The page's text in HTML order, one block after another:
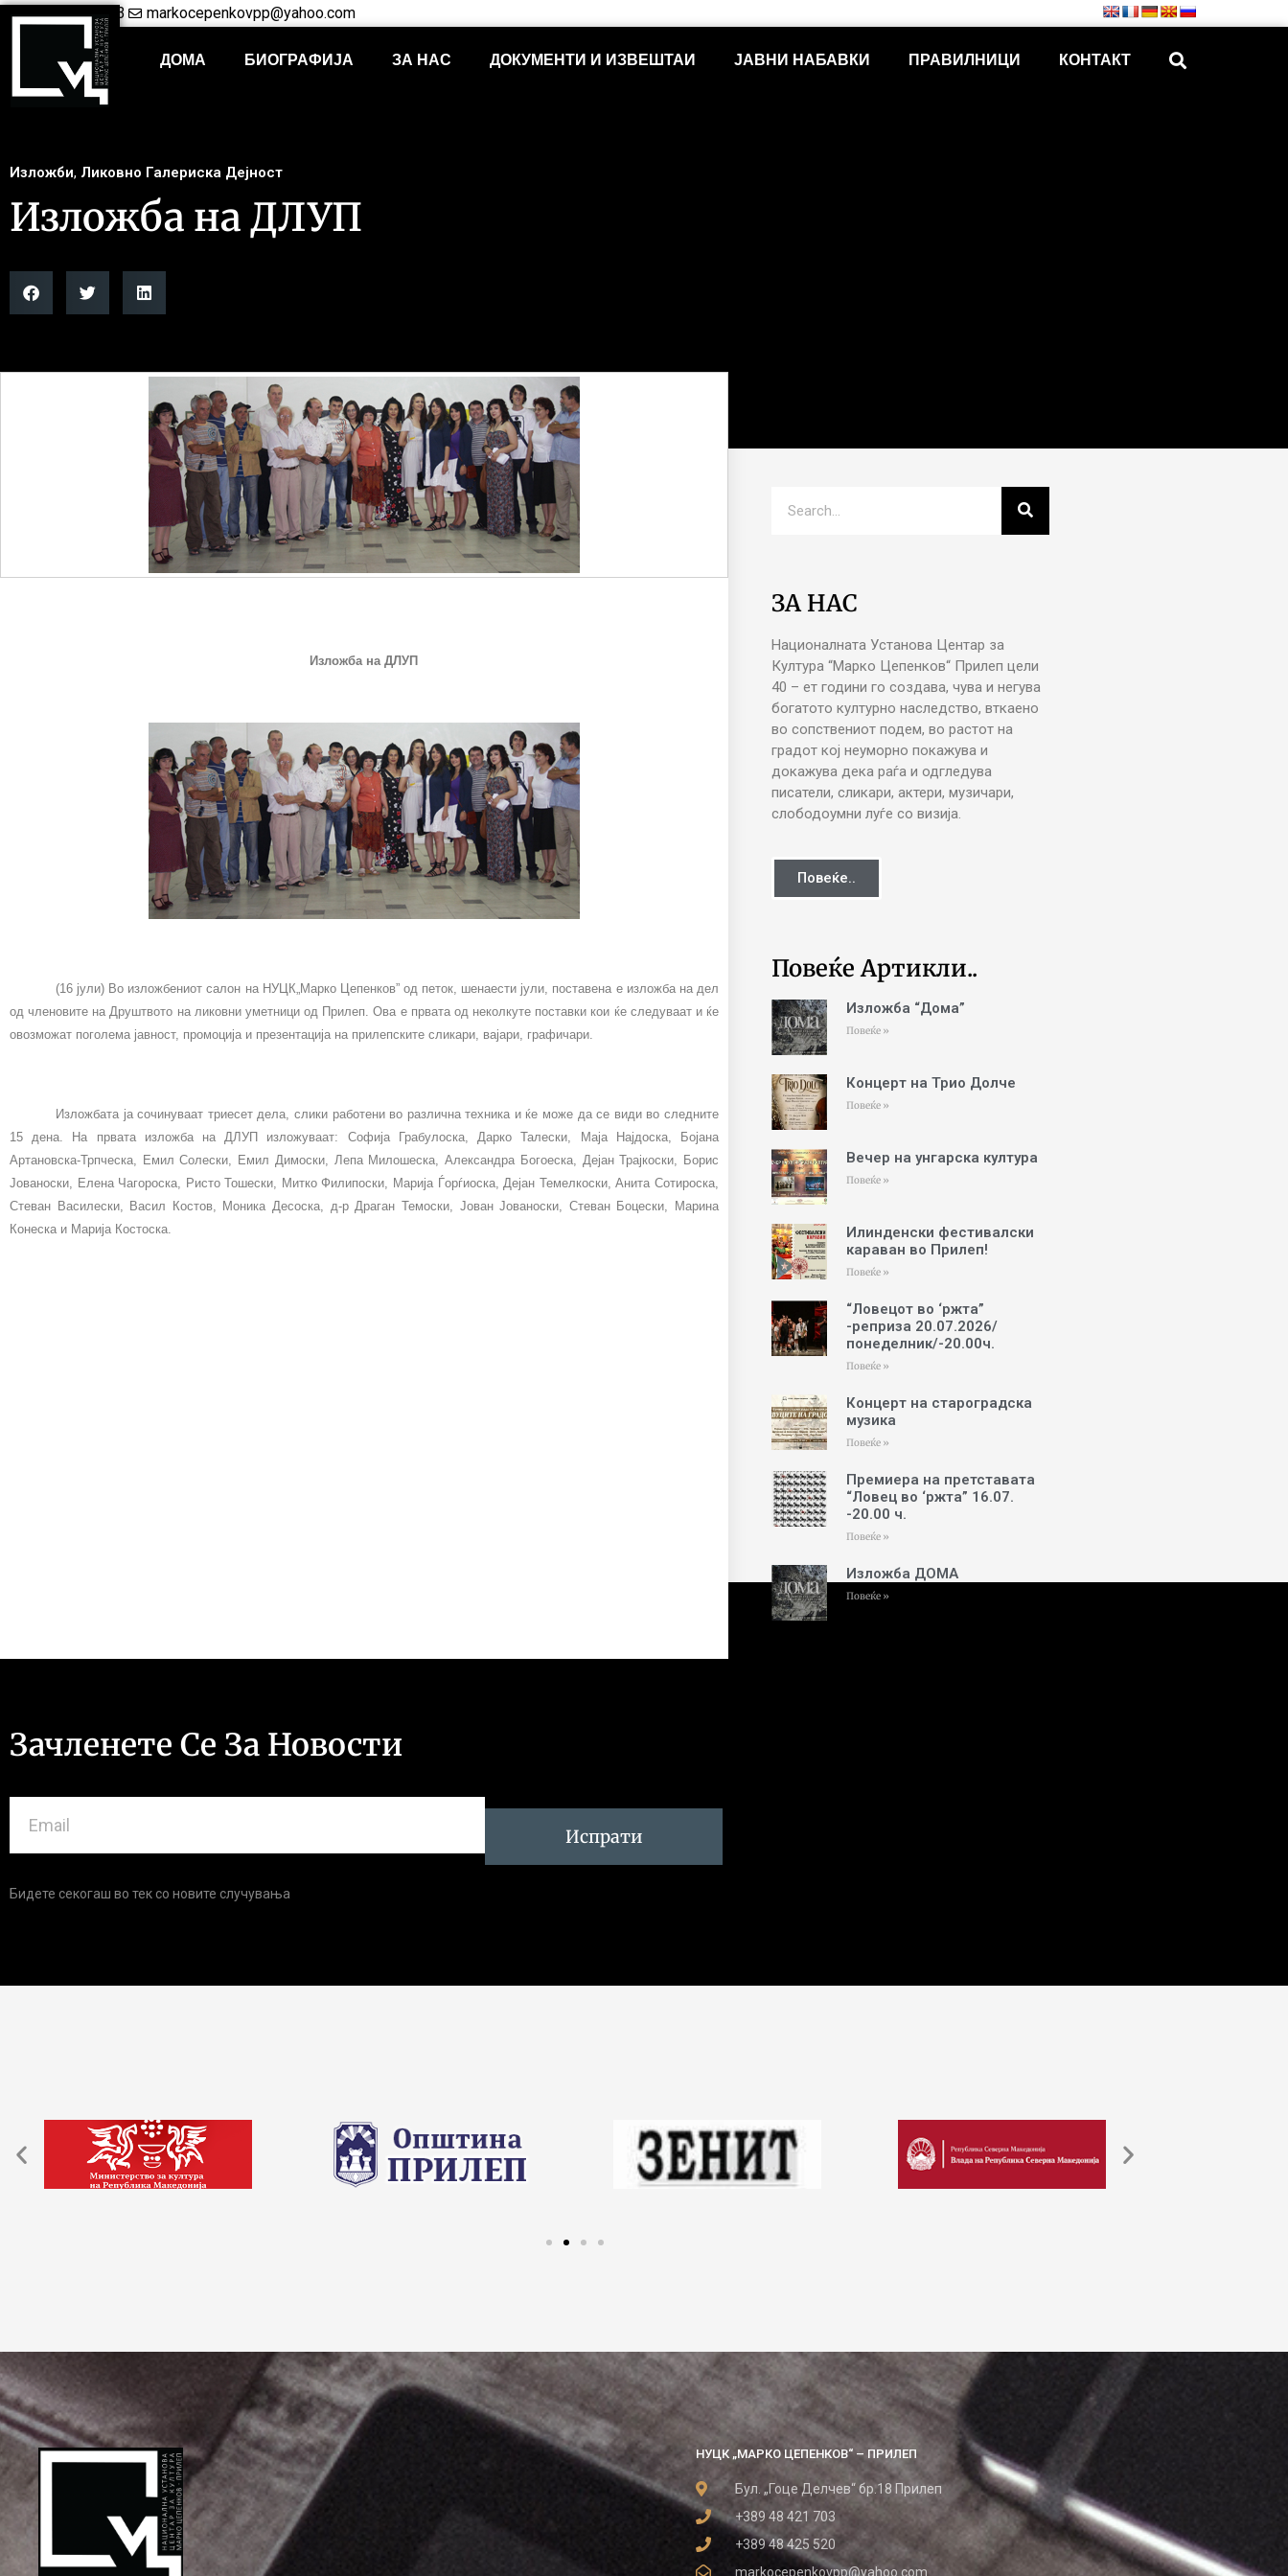
+38948421703 markocepenkovpp@yahoo.com
ДОМА БИОГРАФИЈА ЗА НАС ДОКУМЕНТИ И ИЗВЕШТАИ ЈАВНИ НАБАВКИ ПРАВИЛНИЦИ КОНТАКТ
Изложби, Ликовно Галериска Дејност
Изложба на ДЛУП
Изложба наДЛУП
(16 јули) Во изложбениот салон на НУЦК„Марко Цепенков” од петок, шенаести јули, поставена е изложба на дел
од членовите на Друштвото на ликовни уметници од Прилеп. Ова е првата од неколкуте поставки кои ќе следуваат и ќе
овозможат поголема јавност, промоција и презентација на прилепските сликари, вајари, графичари.
Изложбата ја сочинуваат триесет дела, слики работени во различна техника и ќе може да се види во следните
15 дена. На првата изложба на ДЛУП изложуваат: Софија Грабулоска, Дарко Талески, Маја Најдоска, Бојана
Артановска-Трпческа, Емил Солески, Емил Димоски, Лепа Милошеска, Александра Богоеска, Дејан Трајкоски, Борис
Јованоски, Елена Чагороска, Ристо Тошески, Митко Филипоски, Марија Ѓорѓиоска, Дејан Темелкоски, Анита Сотироска,
Стеван Василески, Васил Костов, Моника Десоска, д-р Драган Темоски, Јован Јованоски, Стеван Боцески, Марина
Конеска и Марија Костоска.
ЗА НАС
Националната Установа Центар за
Култура “Марко Цепенков“ Прилеп цели
40 – ет години го создава, чува и негува
богатото културно наследство, вткаено
во сопствениот подем, во растот на
градот кој неуморно покажува и
докажува дека раѓа и одгледува
писатели, сликари, актери, музичари,
слободоумни луѓе со визија.
Повеќе..
Повеќе Артикли..
Изложба “Дома”
Повеќе »
Концерт на Трио Долче
Повеќе »
Вечер на унгарска култура
Повеќе »
Илинденски фестивалски
караван во Прилеп!
Повеќе »
“Ловецот во ‘ржта”
-реприза 20.07.2026/
понеделник/-20.00ч.
Повеќе »
Концерт на староградска
музика
Повеќе »
Премиера на претставата
“Ловец во ‘ржта” 16.07.
-20.00 ч.
Повеќе »
Изложба ДОМА
Повеќе »
Зачленете Се За Новости
Испрати
Бидете секогаш во тек со новите случувања
НУЦК „МАРКО ЦЕПЕНКОВ“ – ПРИЛЕП
Бул. „Гоце Делчев“ бр.18 Прилеп
+389 48 421 703
+389 48 425 520
markocepenkovpp@yahoo.com